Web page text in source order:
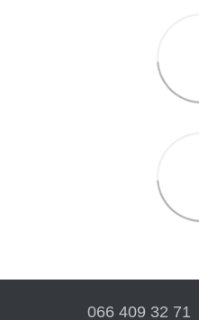
066 409 32 71